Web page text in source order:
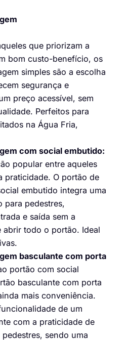
que priorizam a
bom custo-benefício, os
simples são a escolha
segurança e
preço acessível, sem
Perfeitos para
na Água Fria,
com social embutido:
popular entre aqueles
praticidade. O portão de
embutido integra uma
para pedestres,
e saída sem a
abrir todo o portão. Ideal
basculante com porta
portão com social
basculante com porta
mais conveniência.
de um
com a praticidade de
sendo uma